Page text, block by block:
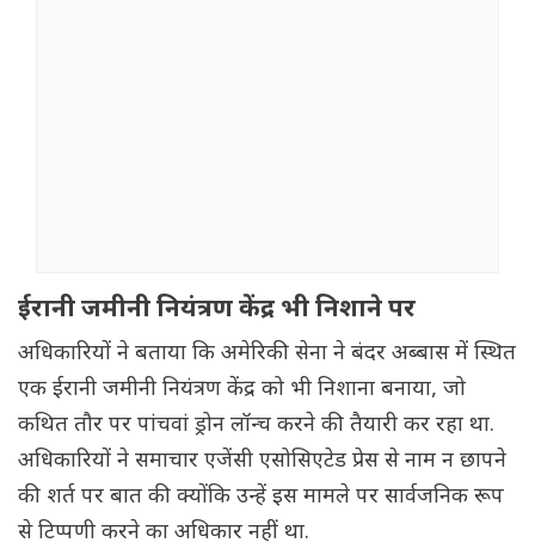
ईरानी जमीनी नियंत्रण केंद्र भी निशाने पर
अधिकारियों ने बताया कि अमेरिकी सेना ने बंदर अब्बास में स्थित
एक ईरानी जमीनी नियंत्रण केंद्र को भी निशाना बनाया, जो
कथित तौर पर पांचवां ड्रोन लॉन्च करने की तैयारी कर रहा था.
अधिकारियों ने समाचार एजेंसी एसोसिएटेड प्रेस से नाम न छापने
की शर्त पर बात की क्योंकि उन्हें इस मामले पर सार्वजनिक रूप
से टिप्पणी करने का अधिकार नहीं था.